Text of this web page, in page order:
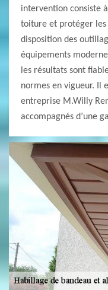
intervention consiste
toiture et protéger les
disposition des
équipements
les résultats sont
normes en vigueur. Il
entreprise M.Willy
accompagnés d’une